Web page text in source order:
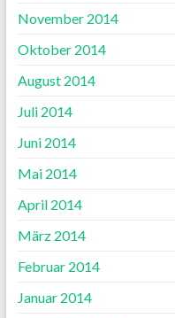
November 2014
Oktober 2014
August 2014
Juli 2014
Juni 2014
Mai 2014
April 2014
März 2014
Februar 2014
Januar 2014